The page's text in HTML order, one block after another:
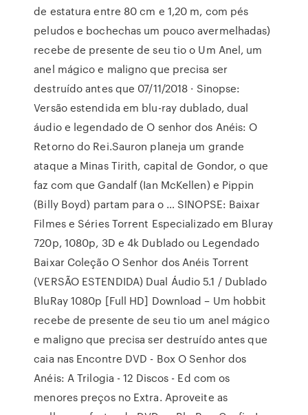
de estatura entre 80 cm e 1,20 m, com pés
peludos e bochechas um pouco avermelhadas)
recebe de presente de seu tio o Um Anel, um
anel mágico e maligno que precisa ser
destruído antes que 07/11/2018 · Sinopse:
Versão estendida em blu-ray dublado, dual
áudio e legendado de O senhor dos Anéis: O
Retorno do Rei.Sauron planeja um grande
ataque a Minas Tirith, capital de Gondor, o que
faz com que Gandalf (Ian McKellen) e Pippin
(Billy Boyd) partam para o … SINOPSE: Baixar
Filmes e Séries Torrent Especializado em Bluray
720p, 1080p, 3D e 4k Dublado ou Legendado
Baixar Coleção O Senhor dos Anéis Torrent
(VERSÃO ESTENDIDA) Dual Áudio 5.1 / Dublado
BluRay 1080p [Full HD] Download – Um hobbit
recebe de presente de seu tio um anel mágico
e maligno que precisa ser destruído antes que
caia nas Encontre DVD - Box O Senhor dos
Anéis: A Trilogia - 12 Discos - Ed com os
menores preços no Extra. Aproveite as